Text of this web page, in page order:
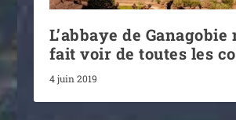
L’abbaye de Ganagobie
fait voir de toutes les
4 juin 2019